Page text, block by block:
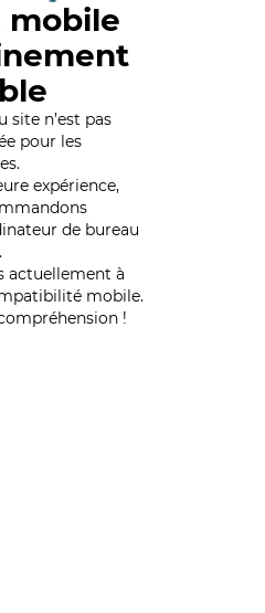
mobile
site n’est pas
pour les
expérience,
de bureau
actuellement à
mobile.
!